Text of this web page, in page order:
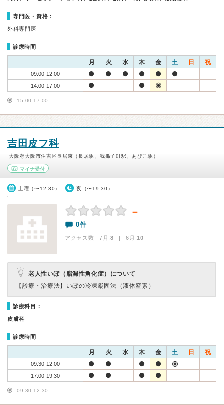
専門医・資格：
外科専門医
診療時間
月 火 水 木 金 土 日 祝
09:00-12:00
14:00-17:00
15:00-17:00
吉田皮フ科
大阪府大阪市住吉区長居東（長居駅、我孫子町駅、あびこ駅）
マイナ受付
土曜（〜12:30） 夜（〜19:30）
－
0件
アクセス数 7月:8 | 6月:10
老人性いぼ（脂漏性角化症）について
【診療・治療法】 いぼの冷凍凝固法（液体窒素）
診療科目：
皮膚科
診療時間
月 火 水 木 金 土 日 祝
09:30-12:00
17:00-19:30
09:30-12:30